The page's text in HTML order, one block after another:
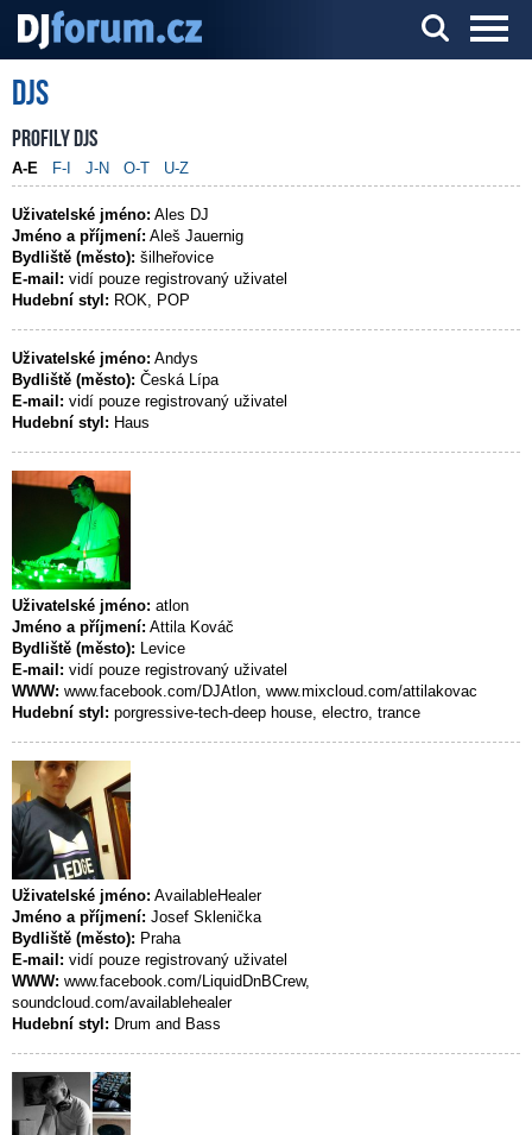
Server o DJ technice a DJingu
DJs
Profily DJs
A-E F-I J-N O-T U-Z
Uživatelské jméno: Ales DJ
Jméno a příjmení: Aleš Jauernig
Bydliště (město): šilheřovice
E-mail: vidí pouze registrovaný uživatel
Hudební styl: ROK, POP
Uživatelské jméno: Andys
Bydliště (město): Česká Lípa
E-mail: vidí pouze registrovaný uživatel
Hudební styl: Haus
Uživatelské jméno: atlon
Jméno a příjmení: Attila Kováč
Bydliště (město): Levice
E-mail: vidí pouze registrovaný uživatel
WWW: www.facebook.com/DJAtlon, www.mixcloud.com/attilakovac
Hudební styl: porgressive-tech-deep house, electro, trance
Uživatelské jméno: AvailableHealer
Jméno a příjmení: Josef Sklenička
Bydliště (město): Praha
E-mail: vidí pouze registrovaný uživatel
WWW: www.facebook.com/LiquidDnBCrew,
soundcloud.com/availablehealer
Hudební styl: Drum and Bass